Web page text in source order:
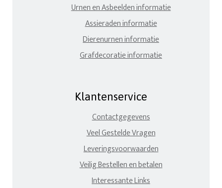
Urnen en Asbeelden informatie
Assieraden informatie
Dierenurnen informatie
Grafdecoratie informatie
Klantenservice
Contactgegevens
Veel Gestelde Vragen
Leveringsvoorwaarden
Veilig Bestellen en betalen
Interessante Links